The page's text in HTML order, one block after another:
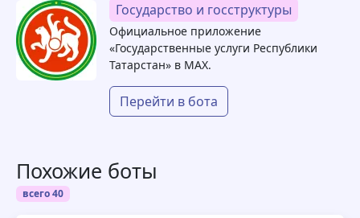
Государство и госструктуры
Официальное приложение
«Государственные услуги Республики
Татарстан» в MAX.
Перейти в бота
Похожие боты
всего 40